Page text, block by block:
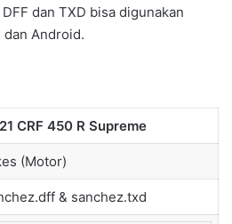
dan TXD bisa digunakan
dan Android.
CRF 450 R Supreme
(Motor)
& sanchez.txd